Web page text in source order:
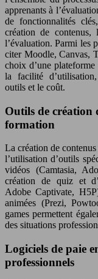
apprenants à
de fonctionnalités
création de
l’évaluation. Parmi les
citer Moodle, Canvas,
choix d’une
la facilité
outils et le coût.
Outils de création
formation
La création de
l’utilisation d’outils
vidéos (Camtasia,
création de quiz et
Adobe Captivate,
animées (Prezi,
games permettent
des situations
Logiciels de paie
professionnels